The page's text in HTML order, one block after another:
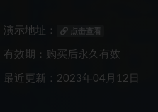
演示地址： 点击查看
有效期：购买后永久有效
最近更新：2023年04月12日